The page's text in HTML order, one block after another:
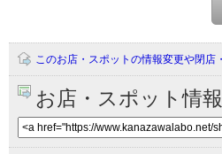
このお店・スポットの情報変更や閉店
お店・スポット情